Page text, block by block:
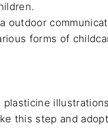
outdoor
forms of
this step and